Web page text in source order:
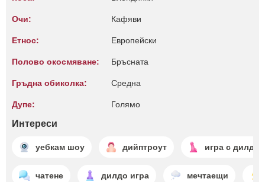
Очи: Кафяви
Етнос: Европейски
Полово окосмяване: Бръсната
Гръдна обиколка: Среднa
Дупе: Голямо
Интереси
уебкам шоу дийптроут игра с дилдо
чатене дилдо игра мечтаещи